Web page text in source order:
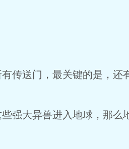
送门，最关键的是，还
大异兽进入地球，那么